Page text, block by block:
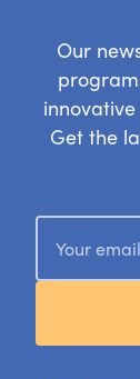
Our
Get the